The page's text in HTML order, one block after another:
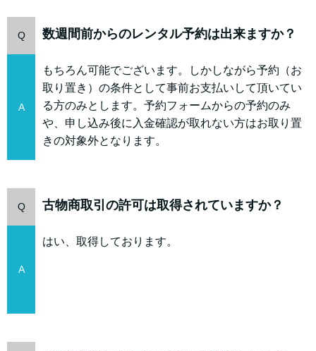
Q 数週間前からのレンタル予約は出来ますか？
A
もちろん可能でございます。しかしながら予約（お
取り置き）の条件として事前お支払いして頂いてい
る方のみとします。予約フォームからの予約のみ
や、申し込み後に入金確認が取れない方はお取り置
きの対象外となります。
Q 古物商取引の許可は取得されていますか？
A
はい、取得しております。